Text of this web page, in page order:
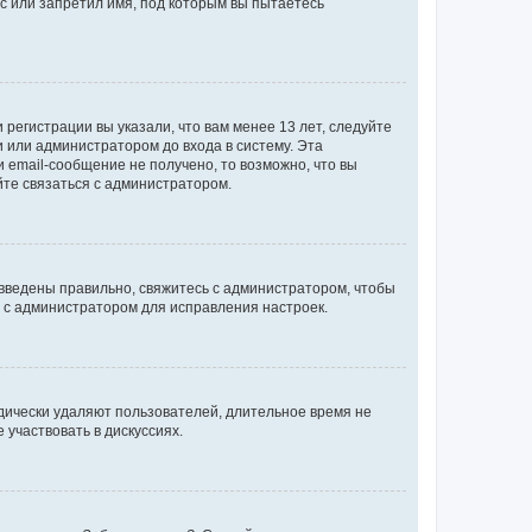
или запретил имя, под которым вы пытаетесь
вы указали, что вам менее 13 лет, следуйте
администратором до входа в систему. Эта
сообщение не получено, то возможно, что вы
связаться с администратором.
правильно, свяжитесь с администратором, чтобы
администратором для исправления настроек.
удаляют пользователей, длительное время не
в дискуссиях.